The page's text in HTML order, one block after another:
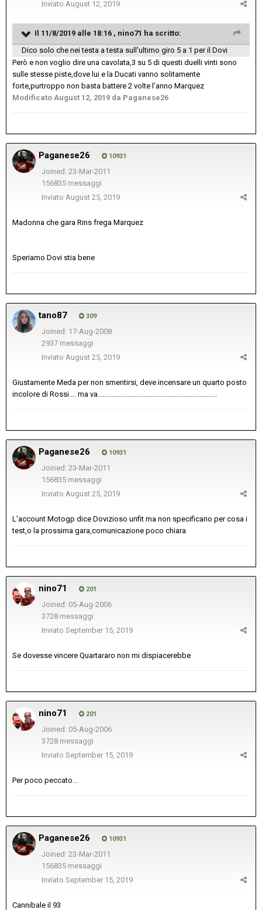
Inviato August 12, 2019
Il 11/8/2019 alle 18:16 , nino71 ha scritto:
Dico solo che nei testa a testa sull'ultimo giro 5 a 1 per il Dovi
Però e non voglio dire una cavolata,3 su 5 di questi duelli vinti sono
sulle stesse piste,dove lui e la Ducati vanno solitamente
forte,purtroppo non basta battere 2 volte l'anno Marquez
Modificato August 12, 2019 da Paganese26
Paganese26 10931
Joined: 23-Mar-2011
156835 messaggi
Inviato August 25, 2019
Madonna che gara Rins frega Marquez
Speriamo Dovi stia bene
tano87 309
Joined: 17-Aug-2008
2937 messaggi
Inviato August 25, 2019
Giustamente Meda per non smentirsi, deve incensare un quarto posto
incolore di Rossi.... ma va....................................................................
Paganese26 10931
Joined: 23-Mar-2011
156835 messaggi
Inviato August 25, 2019
L'account Motogp dice Dovizioso unfit ma non specificano per cosa i
test,o la prossima gara,comunicazione poco chiara
nino71 201
Joined: 05-Aug-2006
3728 messaggi
Inviato September 15, 2019
Se dovesse vincere Quartararo non mi dispiacerebbe
nino71 201
Joined: 05-Aug-2006
3728 messaggi
Inviato September 15, 2019
Per poco peccato...
Paganese26 10931
Joined: 23-Mar-2011
156835 messaggi
Inviato September 15, 2019
Cannibale il 93